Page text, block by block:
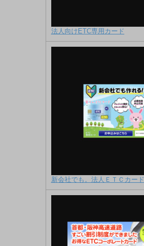
法人向けETC専用カード
新会社でも。法人ＥＴＣカード